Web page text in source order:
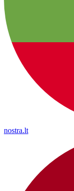
nostra.lt